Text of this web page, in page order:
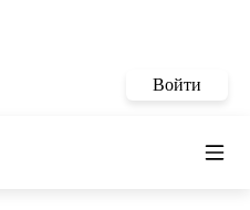
Войти